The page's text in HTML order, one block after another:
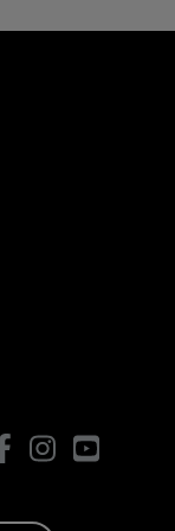
FacebookInstagramYouTube